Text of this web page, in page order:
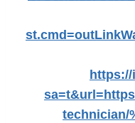
technician/